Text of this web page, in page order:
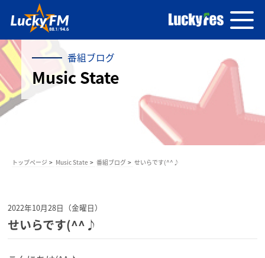
番組ブログ
Music State
トップページ Music State 番組ブログ せいらです(^^♪
2022年10月28日（金曜日）
せいらです(^^♪